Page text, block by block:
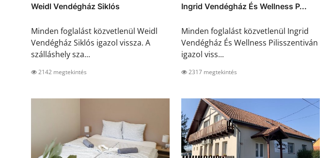
Weidl Vendégház Siklós
Minden foglalást közvetlenül Weidl
Vendégház Siklós igazol vissza. A
szálláshely sza...
2142 megtekintés
Ingrid Vendégház És Wellness P...
Minden foglalást közvetlenül Ingrid
Vendégház És Wellness Pilisszentiván
igazol viss...
2317 megtekintés